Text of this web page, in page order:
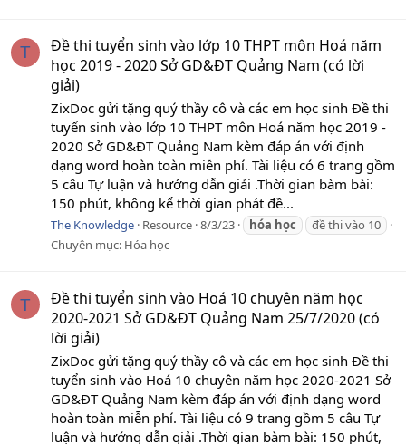
T
Đề thi tuyển sinh vào lớp 10 THPT môn Hoá năm
học 2019 - 2020 Sở GD&ĐT Quảng Nam (có lời
giải)
ZixDoc gửi tặng quý thầy cô và các em học sinh Đề thi
tuyển sinh vào lớp 10 THPT môn Hoá năm học 2019 -
2020 Sở GD&ĐT Quảng Nam kèm đáp án với định
dạng word hoàn toàn miễn phí. Tài liệu có 6 trang gồm
5 câu Tự luận và hướng dẫn giải .Thời gian bàm bài:
150 phút, không kể thời gian phát đề...
The Knowledge Resource 8/3/23 hóa học
đề thi vào 10
Chuyên mục: Hóa học
T
Đề thi tuyển sinh vào Hoá 10 chuyên năm học
2020-2021 Sở GD&ĐT Quảng Nam 25/7/2020 (có
lời giải)
ZixDoc gửi tặng quý thầy cô và các em học sinh Đề thi
tuyển sinh vào Hoá 10 chuyên năm học 2020-2021 Sở
GD&ĐT Quảng Nam kèm đáp án với định dạng word
hoàn toàn miễn phí. Tài liệu có 9 trang gồm 5 câu Tự
luận và hướng dẫn giải .Thời gian bàm bài: 150 phút,